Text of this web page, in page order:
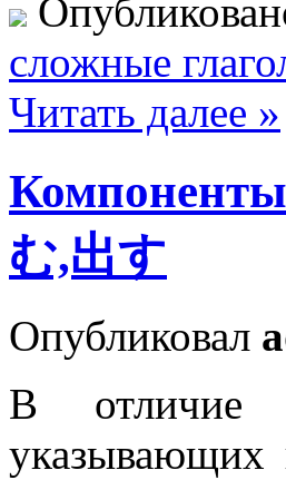
сложные
Читать далее »
む,出す
Опубликовал
В отличие
указывающих